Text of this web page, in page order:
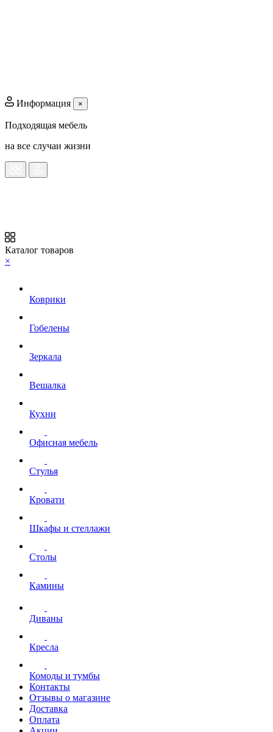
Информация ×
Подходящая мебель
на все случаи жизни
Каталог товаров
×
Коврики
Гобелены
Зеркала
Вешалка
Кухни
Офисная мебель
Стулья
Кровати
Шкафы и стеллажи
Столы
Камины
Диваны
Кресла
Комоды и тумбы
Контакты
Отзывы о магазине
Доставка
Оплата